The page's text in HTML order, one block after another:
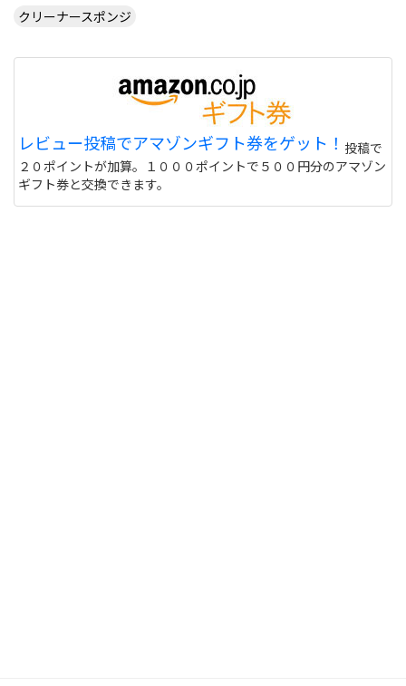
クリーナースポンジ
レビュー投稿でアマゾンギフト券をゲット！ 投稿で
２０ポイントが加算。１０００ポイントで５００円分のアマゾン
ギフト券と交換できます。